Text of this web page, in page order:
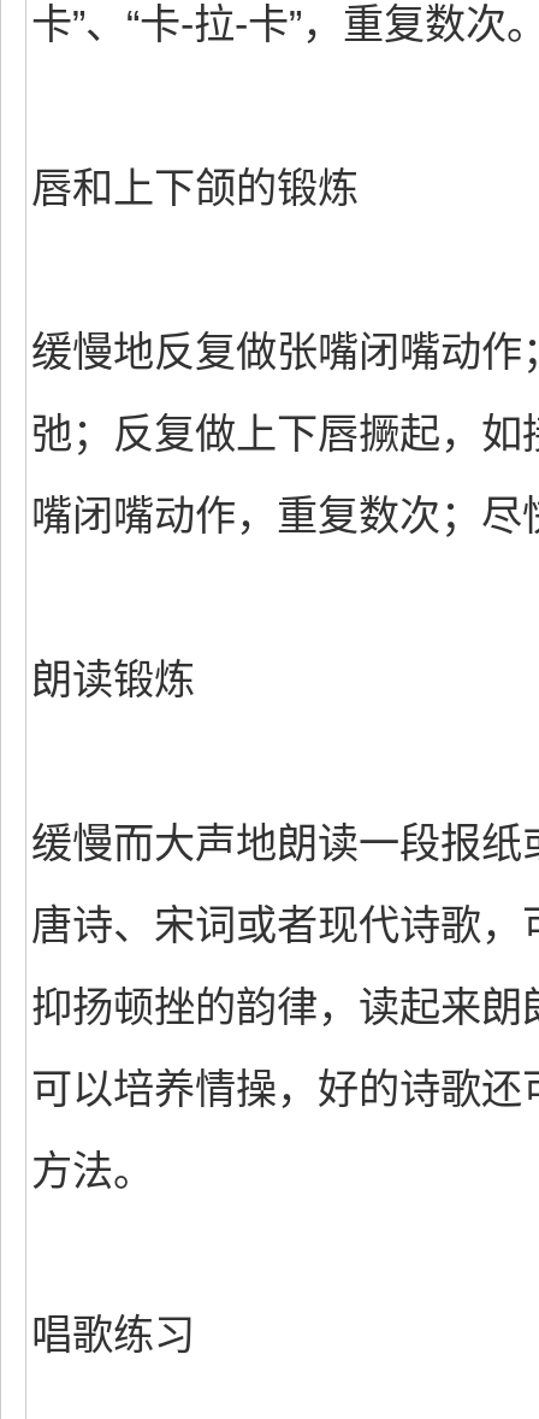
卡”、“卡-拉-卡”，重复数次
唇和上下颌的锻炼
缓慢地反复做张嘴闭嘴动
弛；反复做上下唇撅起，
嘴闭嘴动作，重复数次；
朗读锻炼
缓慢而大声地朗读一段报
唐诗、宋词或者现代诗歌
抑扬顿挫的韵律，读起来
可以培养情操，好的诗歌
方法。
唱歌练习